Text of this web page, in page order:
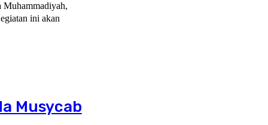
Muhammadiyah,
Musycab